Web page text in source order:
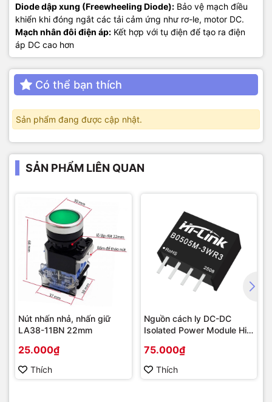
Diode dập xung (Freewheeling Diode): Bảo vệ mạch điều
khiển khi đóng ngắt các tải cảm ứng như rơ-le, motor DC.
Mạch nhân đôi điện áp: Kết hợp với tụ điện để tạo ra điện
áp DC cao hơn
Có thể bạn thích
Sản phẩm đang được cập nhật.
SẢN PHẨM LIÊN QUAN
Nút nhấn nhả, nhấn giữ
LA38-11BN 22mm
25.000₫
Thích
Nguồn cách ly DC-DC
Isolated Power Module Hi-
75.000₫
Thích